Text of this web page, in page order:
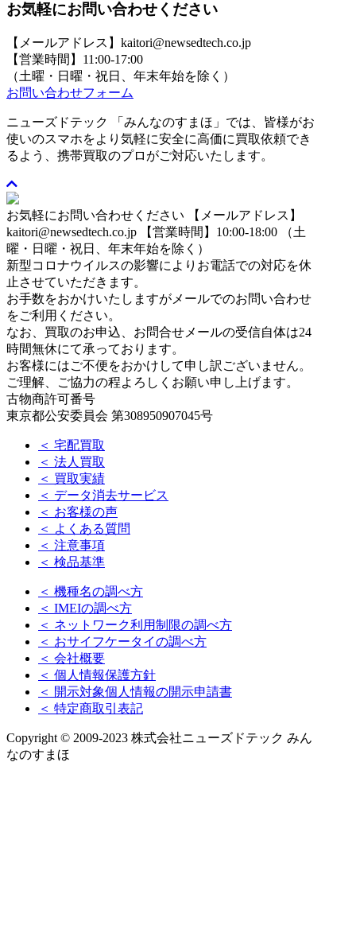
お気軽にお問い合わせください
【メールアドレス】kaitori@newsedtech.co.jp
【営業時間】11:00-17:00
（土曜・日曜・祝日、年末年始を除く）
お問い合わせフォーム
ニューズドテック 「みんなのすまほ」では、皆様がお
使いのスマホをより気軽に安全に高価に買取依頼でき
るよう、携帯買取のプロがご対応いたします。
お気軽にお問い合わせください
【メールアドレス】
kaitori@newsedtech.co.jp
【営業時間】10:00-18:00 （土
曜・日曜・祝日、年末年始を除く）
新型コロナウイルスの影響によりお電話での対応を休
止させていただきます。
お手数をおかけいたしますがメールでのお問い合わせ
をご利用ください。
なお、買取のお申込、お問合せメールの受信自体は24
時間無休にて承っております。
お客様にはご不便をおかけして申し訳ございません。
ご理解、ご協力の程よろしくお願い申し上げます。
古物商許可番号
東京都公安委員会 第308950907045号
＜ 宅配買取
＜ 法人買取
＜ 買取実績
＜ データ消去サービス
＜ お客様の声
＜ よくある質問
＜ 注意事項
＜ 検品基準
＜ 機種名の調べ方
＜ IMEIの調べ方
＜ ネットワーク利用制限の調べ方
＜ おサイフケータイの調べ方
＜ 会社概要
＜ 個人情報保護方針
＜ 開示対象個人情報の開示申請書
＜ 特定商取引表記
Copyright © 2009-2023 株式会社ニューズドテック みん
なのすまほ